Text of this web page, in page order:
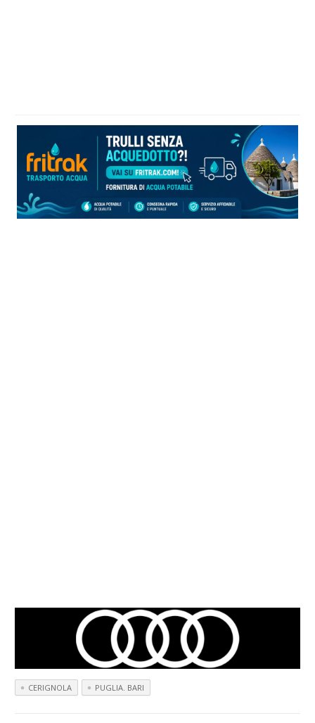
CERIGNOLA PUGLIA. BARI